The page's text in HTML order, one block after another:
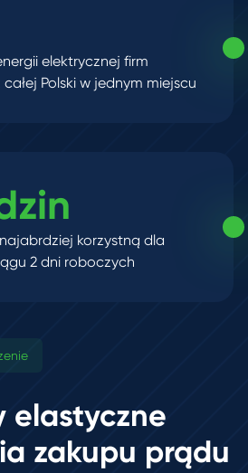
elektrycznej firm
Polski w jednym miejscu
korzystną dla
2 dni roboczych
elastyczne
zakupu prądu